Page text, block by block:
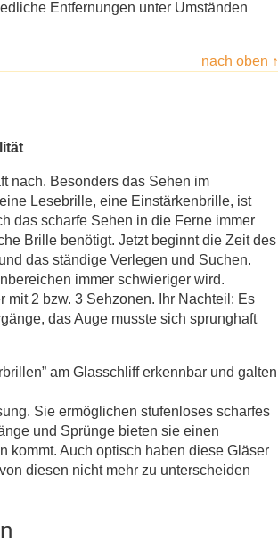
Entfernungen unter Umständen
nach oben ↑
nach. Besonders das Sehen im
Lesebrille, eine Einstärkenbrille, ist
das scharfe Sehen in die Ferne immer
Brille benötigt. Jetzt beginnt die Zeit des
das ständige Verlegen und Suchen.
immer schwieriger wird.
mit 2 bzw. 3 Sehzonen. Ihr Nachteil: Es
das Auge musste sich sprunghaft
am Glasschliff erkennbar und galten
Sie ermöglichen stufenloses scharfes
und Sprünge bieten sie einen
kommt. Auch optisch haben diese Gläser
diesen nicht mehr zu unterscheiden